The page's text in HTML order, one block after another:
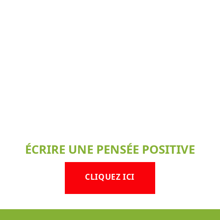
ÉCRIRE UNE PENSÉE POSITIVE
CLIQUEZ ICI